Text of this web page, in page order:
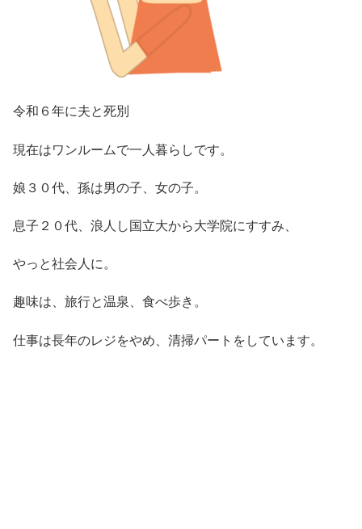
令和６年に夫と死別
現在はワンルームで一人暮らしです。
娘３０代、孫は男の子、女の子。
息子２０代、浪人し国立大から大学院にすすみ、
やっと社会人に。
趣味は、旅行と温泉、食べ歩き。
仕事は長年のレジをやめ、清掃パートをしています。